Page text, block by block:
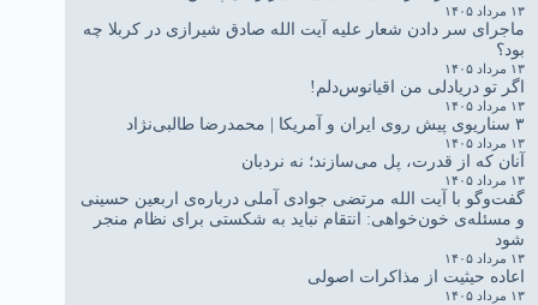
۱۳ مرداد ۱۴۰۵
ماجرای سر دادن شعار علیه آیت الله صادق شیرازی در کربلا چه
بود؟
۱۳ مرداد ۱۴۰۵
اگر تو دریادلی من اقیانوس‌دلم!
۱۳ مرداد ۱۴۰۵
۳ سناریوی پیش روی ایران و آمریکا | محمدرضا طالبی‌نژاد
۱۳ مرداد ۱۴۰۵
آنان که از قدرت، پل می‌سازند؛ نه نردبان
۱۳ مرداد ۱۴۰۵
گفت‌وگو با آیت الله مرتضی جوادی آملی درباره‌ی اربعین حسینی
و مسئله‌ی خون‌خواهی: انتقام نباید به شکستی برای نظام منجر
شود
۱۳ مرداد ۱۴۰۵
اعاده حیثیت از مذاکرات اصولی
۱۳ مرداد ۱۴۰۵